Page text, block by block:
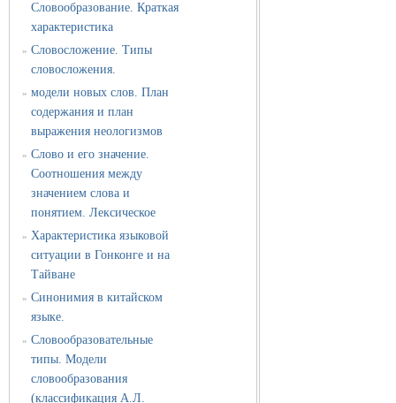
Словообразование. Краткая
характеристика
» Словосложение. Типы
словосложения.
» модели новых слов. План
содержания и план
выражения неологизмов
» Слово и его значение.
Соотношения между
значением слова и
понятием. Лексическое
» Характеристика языковой
ситуации в Гонконге и на
Тайване
» Синонимия в китайском
языке.
» Словообразовательные
типы. Модели
словообразования
(классификация А.Л.